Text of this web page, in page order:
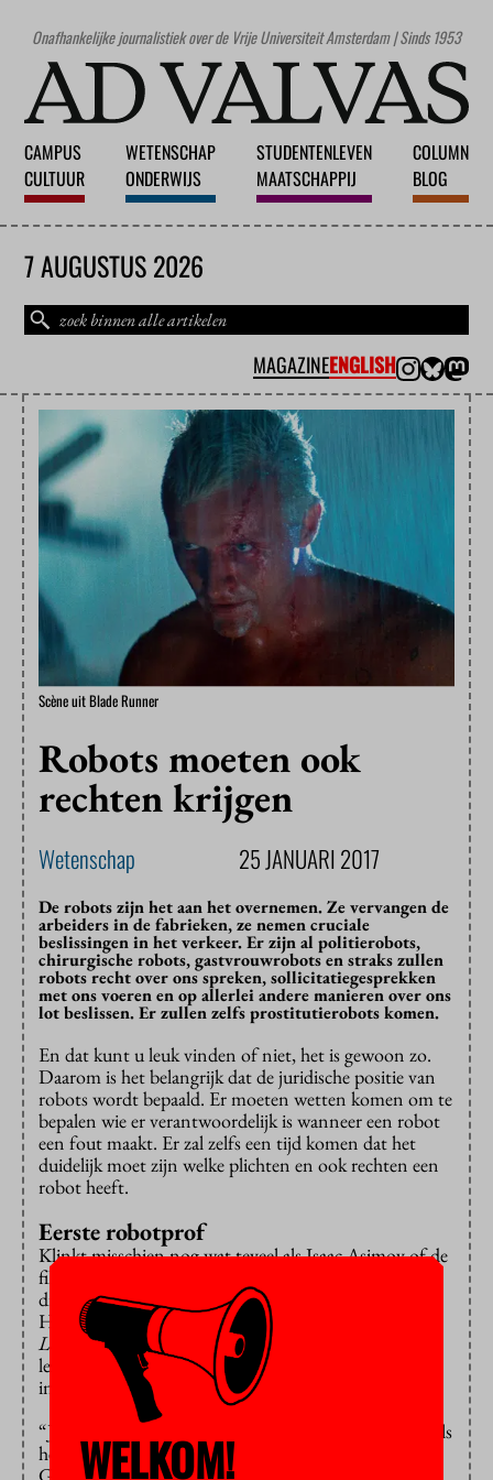
Onafhankelijke journalistiek over de Vrije Universiteit Amsterdam | Sinds 1953
CAMPUS
CULTUUR
WETENSCHAP
ONDERWIJS
STUDENTENLEVEN
MAATSCHAPPIJ
COLUMN
BLOG
7 AUGUSTUS 2026
MAGAZINEENGLISH
Scène uit Blade Runner
Robots moeten ook
rechten krijgen
Wetenschap 25 JANUARI 2017
De robots zijn het aan het overnemen. Ze vervangen de
arbeiders in de fabrieken, ze nemen cruciale
beslissingen in het verkeer. Er zijn al politierobots,
chirurgische robots, gastvrouwrobots en straks zullen
robots recht over ons spreken, sollicitatiegesprekken
met ons voeren en op allerlei andere manieren over ons
lot beslissen. Er zullen zelfs prostitutierobots komen.
En dat kunt u leuk vinden of niet, het is gewoon zo.
Daarom is het belangrijk dat de juridische positie van
robots wordt bepaald. Er moeten wetten komen om te
bepalen wie er verantwoordelijk is wanneer een robot
een fout maakt. Er zal zelfs een tijd komen dat het
duidelijk moet zijn welke plichten en ook rechten een
robot heeft.
Eerste robotprof
Klinkt misschien nog wat teveel als Isaac Asimov of de
film
die zich met dit soort zaken bezighoudt: Rob van den
Hoven van Genderen, directeur van het
Law and Internet
van de VU. Hij wil graag een
leerstoel en de eerste robotprof van Europa zijn, maar
in Nederland zijn we nog niet zover.
“Juristen kijken niet vooruit, die dempen de put pas als
het kalf verdronken is”, zegt Van den Hoven van
WELKOM!